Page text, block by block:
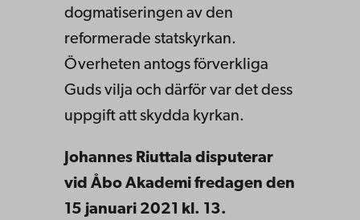
dogmatiseringen av den
reformerade statskyrkan.
Överheten antogs förverkliga
Guds vilja och därför var det dess
uppgift att skydda kyrkan.
Johannes Riuttala disputerar
vid Åbo Akademi fredagen den
15 januari 2021 kl. 13.